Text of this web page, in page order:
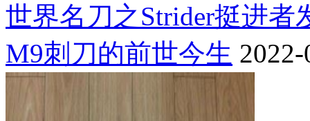
世界名刀之Strider挺进者
M9刺刀的前世今生